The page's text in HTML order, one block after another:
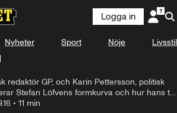
Logga in
Nyheter Sport Nöje Livsstil
redaktör GP, och Karin Pettersson, politisk
Stefan Löfvens formkurva och hur hans tal
• 11 min